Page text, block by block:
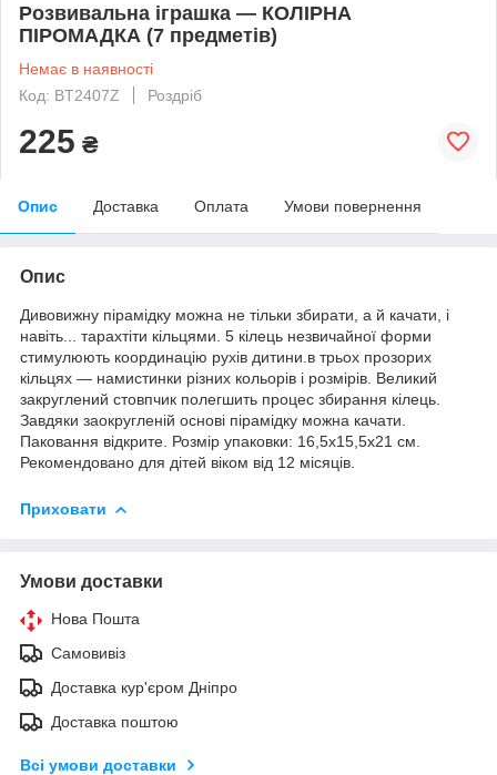
Розвивальна іграшка — КОЛІРНА
ПІРОМАДКА (7 предметів)
Немає в наявності
Код: BT2407Z
Роздріб
225 ₴
Опис Доставка Оплата Умови повернення
Опис
Дивовижну пірамідку можна не тільки збирати, а й качати, і
навіть... тарахтіти кільцями. 5 кілець незвичайної форми
стимулюють координацію рухів дитини.в трьох прозорих
кільцях — намистинки різних кольорів і розмірів. Великий
закруглений стовпчик полегшить процес збирання кілець.
Завдяки заокругленій основі пірамідку можна качати.
Паковання відкрите. Розмір упаковки: 16,5х15,5х21 см.
Рекомендовано для дітей віком від 12 місяців.
Приховати
Умови доставки
Нова Пошта
Самовивіз
Доставка кур'єром Дніпро
Доставка поштою
Всі умови доставки